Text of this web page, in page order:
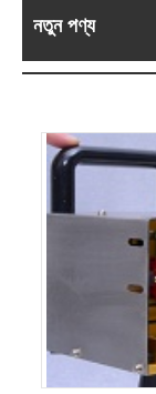
নতুন পণ্য